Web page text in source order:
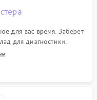
для вас время. Заберет
для диагностики.